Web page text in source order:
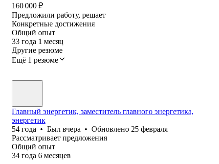
160 000 ₽
Предложили работу, решает
Конкретные достижения
Общий опыт
33 года 1 месяц
Другие резюме
Ещё 1 резюме
Главный энергетик, заместитель главного энергетика,
энергетик
54 года • Был вчера • Обновлено 25 февраля
Рассматривает предложения
Общий опыт
34 года 6 месяцев